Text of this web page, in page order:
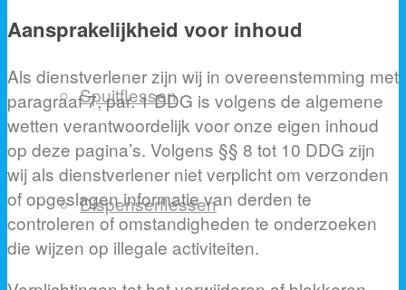
Spuitflessen
Dispenserflessen
Aansprakelijkheid voor inhoud
Als dienstverlener zijn wij in overeenstemming met
paragraaf 7, par. 1 DDG is volgens de algemene
wetten verantwoordelijk voor onze eigen inhoud
op deze pagina’s. Volgens §§ 8 tot 10 DDG zijn
wij als dienstverlener niet verplicht om verzonden
of opgeslagen informatie van derden te
controleren of omstandigheden te onderzoeken
die wijzen op illegale activiteiten.